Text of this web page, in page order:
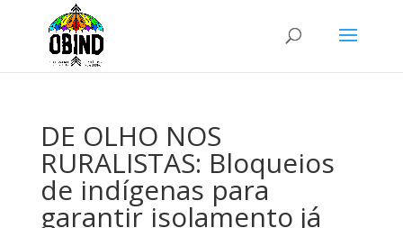
DE OLHO NOS
RURALISTAS: Bloqueios
de indígenas para
garantir isolamento já